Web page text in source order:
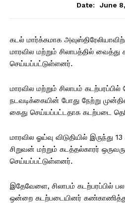
Date:
June
கடல் மார்க்கமாக
மாரவில மற்றும் சிலாபத்தில்
செய்யப்பட்டுள்ளனர்.
மாரவில மற்றும் சிலாபம்
நடவடிக்கையின் போது நேற்று
கைது செய்யப்பட்டதாக கடற்படை
மாரவில ஓய்வு விடுதியில்
சிறுவன் மற்றும் கடத்தல்காரர்
செய்யப்பட்டுள்ளனர்.
இதேவேளை, சிலாபம் கடற்பரப்பில்
ஒன்றை கடற்படையினர்